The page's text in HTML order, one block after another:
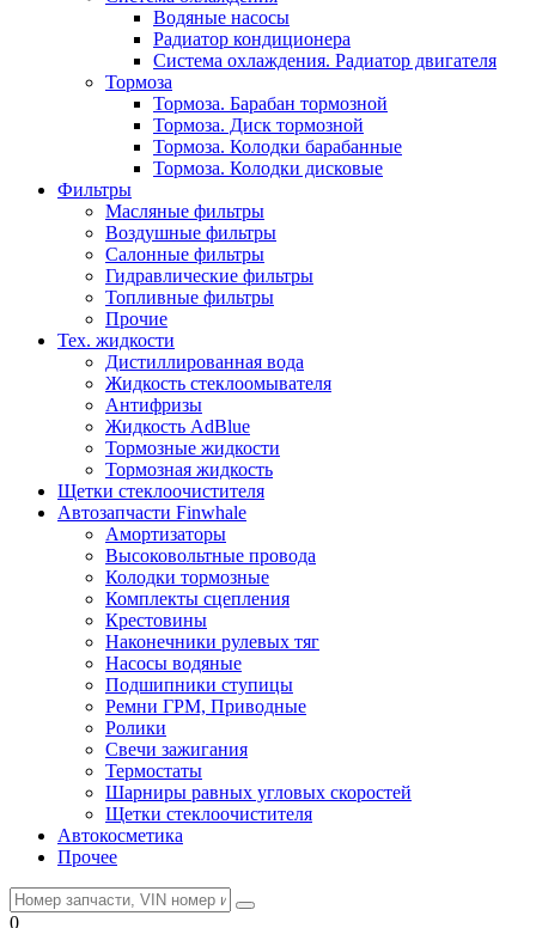
Водяные насосы
Радиатор кондиционера
Система охлаждения. Радиатор двигателя
Тормоза
Тормоза. Барабан тормозной
Тормоза. Диск тормозной
Тормоза. Колодки барабанные
Тормоза. Колодки дисковые
Фильтры
Масляные фильтры
Воздушные фильтры
Салонные фильтры
Гидравлические фильтры
Топливные фильтры
Прочие
Тех. жидкости
Дистиллированная вода
Жидкость стеклоомывателя
Антифризы
Жидкость AdBlue
Тормозные жидкости
Тормозная жидкость
Щетки стеклоочистителя
Автозапчасти Finwhale
Амортизаторы
Высоковольтные провода
Колодки тормозные
Комплекты сцепления
Крестовины
Наконечники рулевых тяг
Насосы водяные
Подшипники ступицы
Ремни ГРМ, Приводные
Ролики
Свечи зажигания
Термостаты
Шарниры равных угловых скоростей
Щетки стеклоочистителя
Автокосметика
Прочее
0